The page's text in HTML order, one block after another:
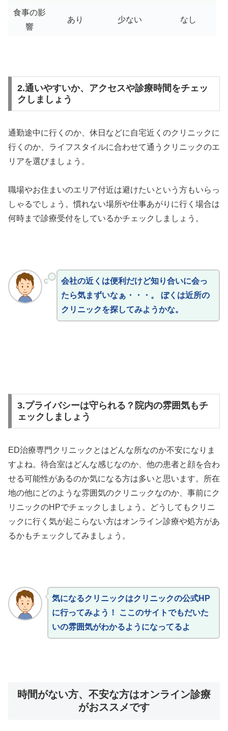
食事の影
響
あり 少ない なし
2.通いやすいか、アクセスや診療時間をチェッ
クしましょう
通勤途中に行くのか、休日などに自宅近くのクリニックに
行くのか、ライフスタイルに合わせて通うクリニックのエ
リアを選びましょう。
職場やお住まいのエリア付近は避けたいという方もいらっ
しゃるでしょう。慣れない場所や仕事あがりに行く場合は
何時まで診療受付をしているかチェックしましょう。
会社の近くは便利だけど知り合いに会っ
たら気まずいなぁ・・・。 ぼくは近所の
クリニックを探してみようかな。
3.プライバシーは守られる？院内の雰囲気もチ
ェックしましょう
ED治療専門クリニックとはどんな所なのか不安になりま
すよね。待合室はどんな感じなのか、他の患者と顔を合わ
せる可能性があるのか気になる方は多いと思います。所在
地の他にどのような雰囲気のクリニックなのか、事前にク
リニックのHPでチェックしましょう。どうしてもクリニ
ックに行く気が起こらない方はオンライン診療や処方があ
るかもチェックしてみましょう。
気になるクリニックはクリニックの公式HP
に行ってみよう！ ここのサイトでもだいた
いの雰囲気がわかるようになってるよ
時間がない方、不安な方はオンライン診療
がおススメです